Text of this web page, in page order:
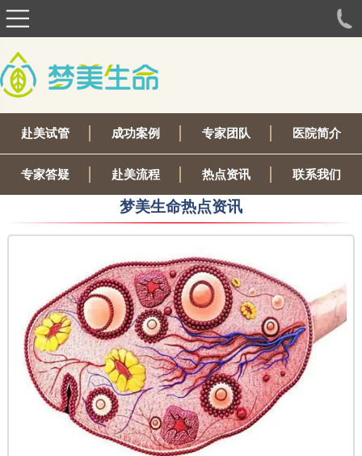
赴美试管 成功案例 专家团队 医院简介
专家答疑 赴美流程 热点资讯 联系我们
梦美生命热点资讯